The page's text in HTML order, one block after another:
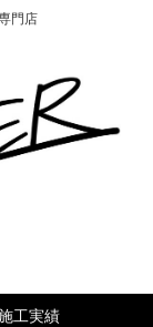
門店
工実績